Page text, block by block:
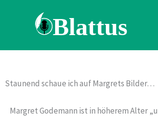
Staunend schaue ich auf Margrets Bilder…
Margret Godemann ist in höherem Alter